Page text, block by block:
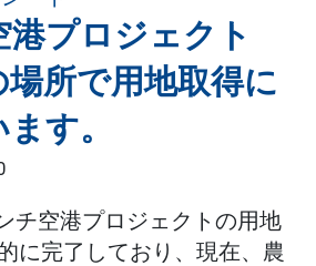
港プロジェクト
所で用地取得に
す。
チ空港プロジェクトの用地
に完了しており、現在、農